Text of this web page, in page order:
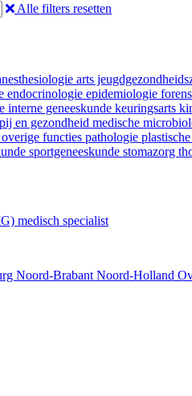
Alle filters resetten
arts
endocrinologie epidemiologie
interne geneeskunde keuringsarts
en gezondheid medische
overige functies pathologie
sportgeneeskunde stomazorg
medisch specialist
Noord-Brabant Noord-Holland